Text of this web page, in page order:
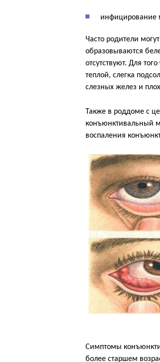
инфицирование
Часто родители
образовываются
отсутствуют. Для
теплой, слегка
слезных желез и
Также в роддоме с
конъюнктивальный
воспаления
Симптомы
более старшем